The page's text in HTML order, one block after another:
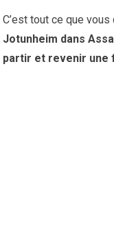
C’est tout ce que
Jotunheim dans
partir et revenir une